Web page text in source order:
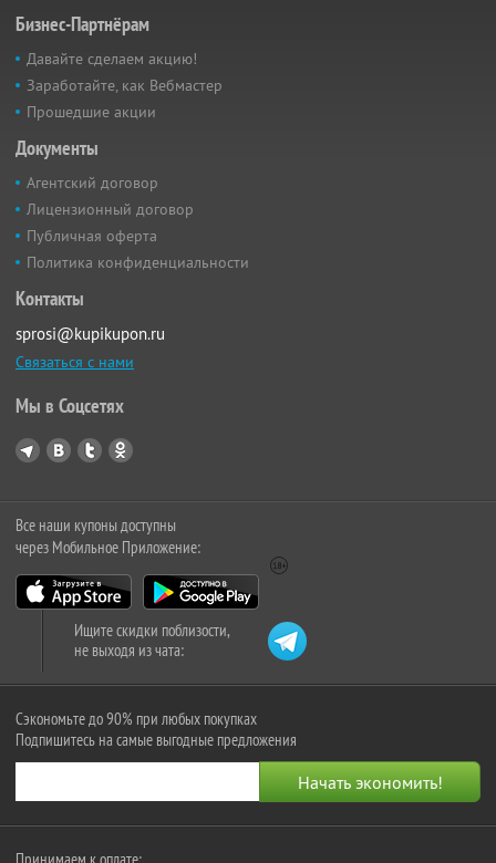
Бизнес-Партнёрам
Давайте сделаем акцию!
Заработайте, как Вебмастер
Прошедшие акции
Документы
Агентский договор
Лицензионный договор
Публичная оферта
Политика конфиденциальности
Контакты
sprosi@kupikupon.ru
Связаться с нами
Мы в Соцсетях
Все наши купоны доступны
через Мобильное Приложение:
Ищите скидки поблизости,
не выходя из чата:
Сэкономьте до 90% при любых покупках
Подпишитесь на самые выгодные предложения